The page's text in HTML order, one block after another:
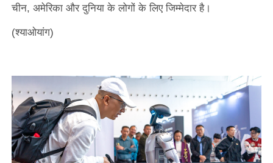
चीन, अमेरिका और दुनिया के लोगों के लिए जिम्मेदार है।
(श्याओयांग)